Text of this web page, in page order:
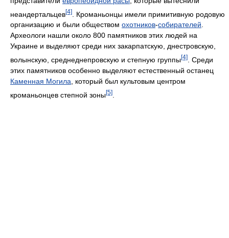
неандертальцев[4]
. Кроманьонцы имели примитивную родовую
организацию и были обществом охотников-собирателей
Археологи нашли около 800 памятников этих людей на
Украине и выделяют среди них закарпатскую, днестровскую,
волынскую, среднеднепровскую и степную группы[4]
. Среди
этих памятников особенно выделяют естественный останец
Каменная Могила , который был культовым центром
кроманьонцев степной зоны[5]